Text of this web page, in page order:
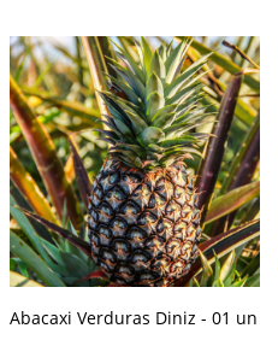
Abacaxi Verduras Diniz - 01 un